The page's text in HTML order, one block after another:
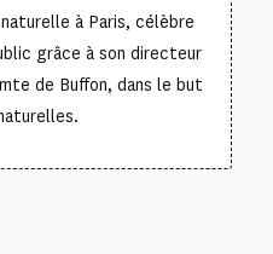
à Paris, célèbre
grâce à son directeur
de Buffon, dans le but